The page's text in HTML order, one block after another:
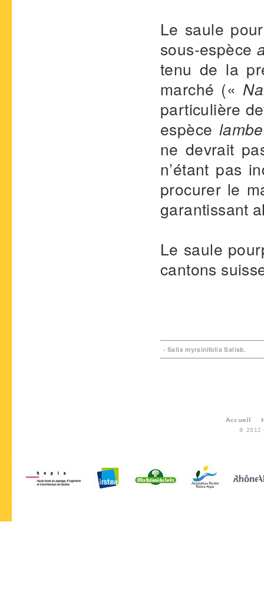
Le saule
sous-espèce
tenu de la
marché («
particulière
espèce
ne devrait
n’étant pas
procurer le
garantissant
Le saule
cantons
‹ Salix myrsinifolia Salisb.
Accueil
© 2012